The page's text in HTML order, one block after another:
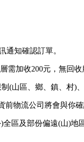
通知確認訂單。
需加收200元，無回收
(山區、鄉、鎮、村)
物流公司將會與你確
區及部份偏遠(山)